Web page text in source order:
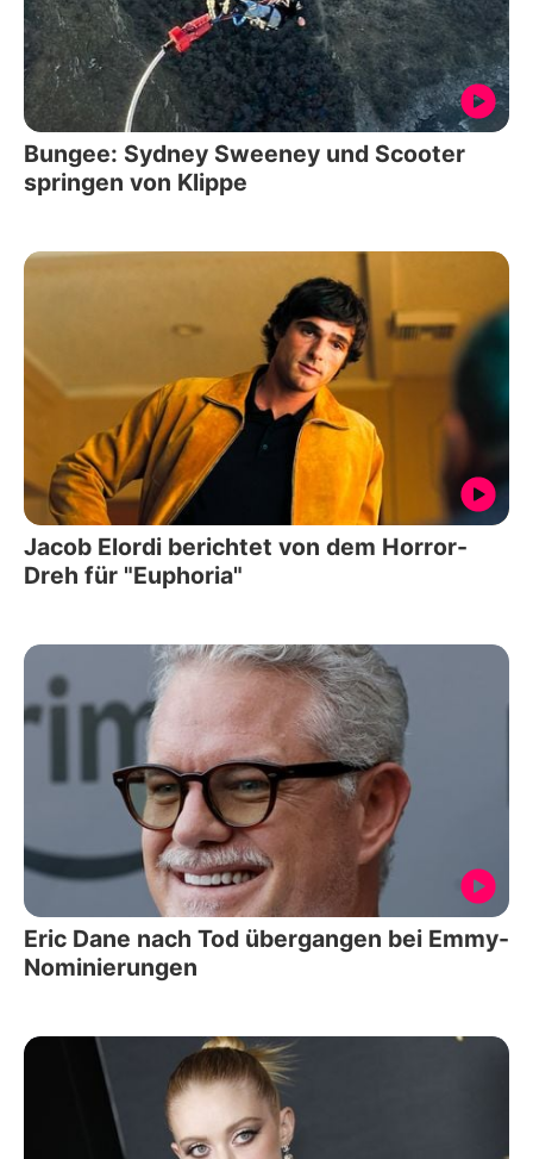
Bungee: Sydney Sweeney und Scooter
springen von Klippe
Jacob Elordi berichtet von dem Horror-
Dreh für "Euphoria"
Eric Dane nach Tod übergangen bei Emmy-
Nominierungen